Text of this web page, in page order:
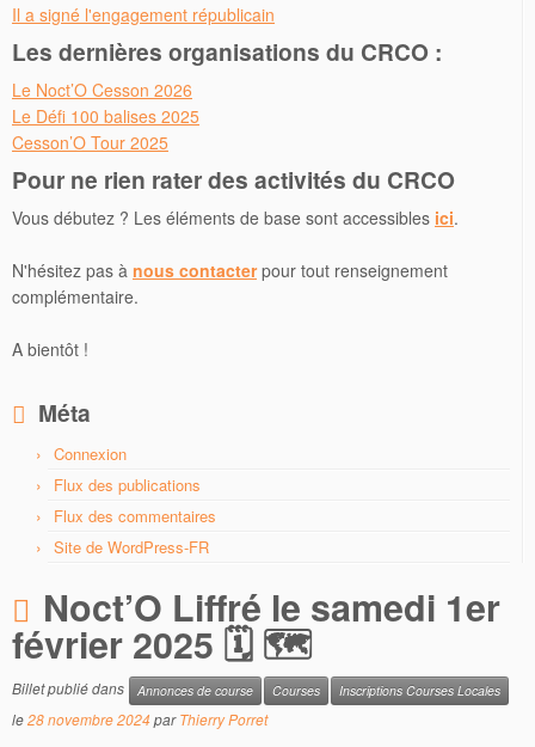
Il a signé l'engagement républicain
Les dernières organisations du CRCO :
Le Noct’O Cesson 2026
Le Défi 100 balises 2025
Cesson’O Tour 2025
Pour ne rien rater des activités du CRCO
Vous débutez ? Les éléments de base sont accessibles ici.
N'hésitez pas à nous contacterpour tout renseignement
complémentaire.
A bientôt !
Méta
Connexion
Flux des publications
Flux des commentaires
Site de WordPress-FR
Noct’O Liffré le samedi 1er
février 2025 🗓 🗺
Billet publié dans Annonces de course Courses Inscriptions Courses Locales
le28 novembre 2024parThierry Porret